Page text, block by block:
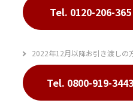
Tel. 0120-206-365
2022年12月以降お引き渡しの
Tel. 0800-919-3443